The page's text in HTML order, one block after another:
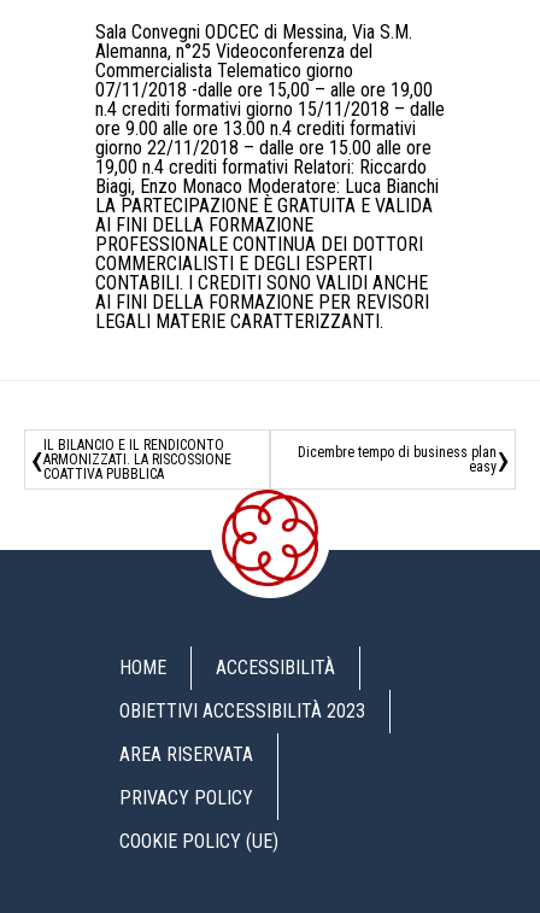
Sala Convegni ODCEC di Messina, Via S.M.
Alemanna, n°25 Videoconferenza del
Commercialista Telematico giorno
07/11/2018 -dalle ore 15,00 – alle ore 19,00
n.4 crediti formativi giorno 15/11/2018 – dalle
ore 9.00 alle ore 13.00 n.4 crediti formativi
giorno 22/11/2018 – dalle ore 15.00 alle ore
19,00 n.4 crediti formativi Relatori: Riccardo
Biagi, Enzo Monaco Moderatore: Luca Bianchi
LA PARTECIPAZIONE È GRATUITA E VALIDA
AI FINI DELLA FORMAZIONE
PROFESSIONALE CONTINUA DEI DOTTORI
COMMERCIALISTI E DEGLI ESPERTI
CONTABILI. I CREDITI SONO VALIDI ANCHE
AI FINI DELLA FORMAZIONE PER REVISORI
LEGALI MATERIE CARATTERIZZANTI.
‹ IL BILANCIO E IL RENDICONTO
ARMONIZZATI. LA RISCOSSIONE
COATTIVA PUBBLICA
Dicembre tempo di business plan
easy›
HOME
ACCESSIBILITÀ
OBIETTIVI ACCESSIBILITÀ 2023
AREA RISERVATA
PRIVACY POLICY
COOKIE POLICY (UE)